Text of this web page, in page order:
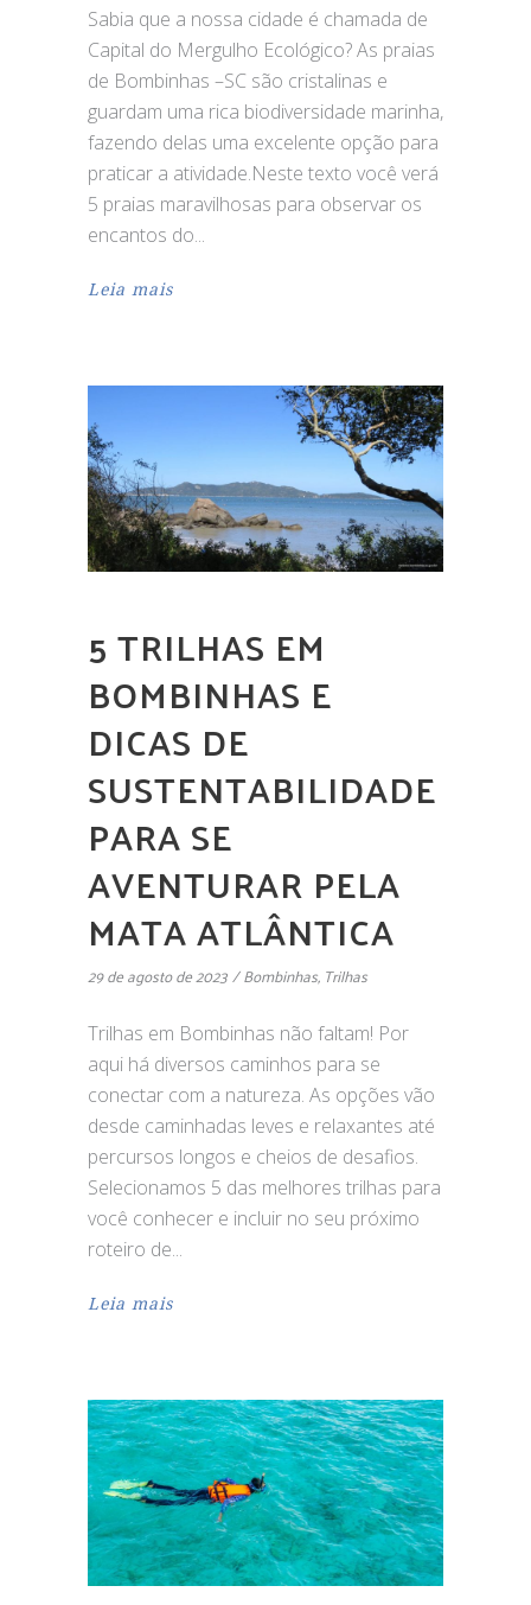
Sabia que a nossa cidade é chamada de
Capital do Mergulho Ecológico? As praias
de Bombinhas –SC são cristalinas e
guardam uma rica biodiversidade marinha,
fazendo delas uma excelente opção para
praticar a atividade.Neste texto você verá
5 praias maravilhosas para observar os
encantos do
Leia mais
5 TRILHAS EM
BOMBINHAS E
DICAS DE
SUSTENTABILIDADE
PARA SE
AVENTURAR PELA
MATA ATLÂNTICA
29 de agosto de 2023 Bombinhas, Trilhas
Trilhas em Bombinhas não faltam! Por
aqui há diversos caminhos para se
conectar com a natureza. As opções vão
desde caminhadas leves e relaxantes até
percursos longos e cheios de desafios.
Selecionamos 5 das melhores trilhas para
você conhecer e incluir no seu próximo
roteiro de
Leia mais